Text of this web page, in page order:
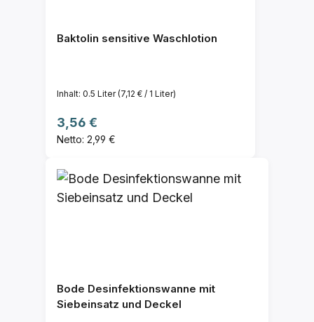
Baktolin sensitive Waschlotion
Inhalt: 0.5 Liter(7,12 € / 1 Liter)
Regulärer Preis:
3,56 €
Netto: 2,99 €
Bode Desinfektionswanne mit
Siebeinsatz und Deckel